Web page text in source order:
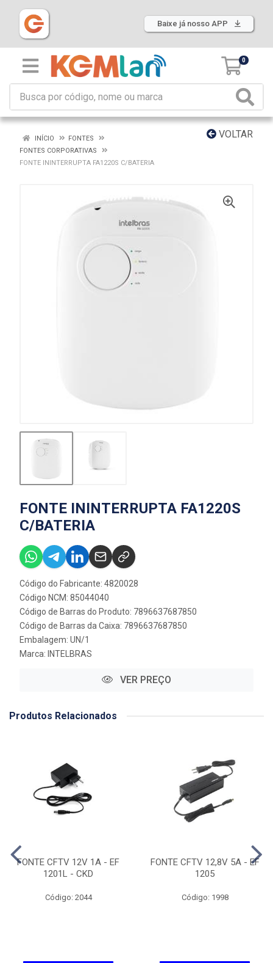
Baixe já nosso APP
0
VOLTAR
INÍCIO
FONTES
FONTES CORPORATIVAS
FONTE ININTERRUPTA FA1220S C/BATERIA
FONTE ININTERRUPTA FA1220S
C/BATERIA
Código do Fabricante: 4820028
Código NCM: 85044040
Código de Barras do Produto: 7896637687850
Código de Barras da Caixa: 7896637687850
Embalagem: UN/1
Marca: INTELBRAS
VER PREÇO
Produtos Relacionados
FONTE CFTV 12V 1A - EF
1201L - CKD
Código: 2044
FONTE CFTV 12,8V 5A - EF
1205
Código: 1998